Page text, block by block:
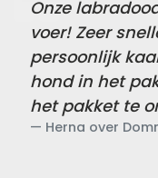
Onze
voer! Zeer
persoonlijk
hond in het
het pakket te
Herna over